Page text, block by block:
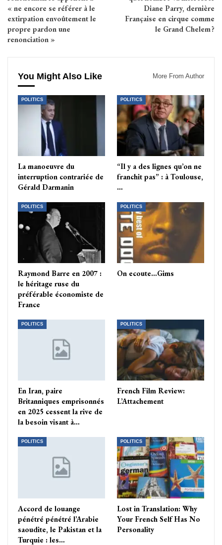
« ne encore se référer à le
extirpation envoûtement le
propre pardon une
renonciation »
Diane Parry, dernière
Française en cirque comme
le Grand Chelem ?
You Might Also Like More From Author
POLITICS
La manoeuvre du
interruption contrariée de
Gérald Darmanin
POLITICS
“Il y a des lignes qu’on ne
franchit pas” : à Toulouse,
…
POLITICS
Raymond Barre en 2007 :
le héritage ruse du
préférable économiste de
France
POLITICS
On ecoute…Gims
POLITICS
En Iran, paire
Britanniques emprisonnés
en 2025 cessent la rive de
la besoin visant à…
POLITICS
French Film Review:
L’Attachement
POLITICS
Accord de louange
pénétré pénétré l’Arabie
saoudite, le Pakistan et la
Turquie : les…
POLITICS
Lost in Translation: Why
Your French Self Has No
Personality